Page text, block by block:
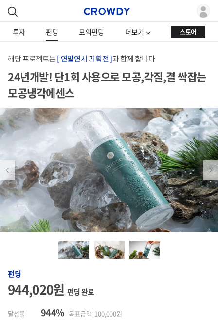
투자 펀딩 모의펀딩 더보기 스토어
해당 프로젝트는[ 연말연시 기획전 ]과 함께 합니다
24년개발! 단1회 사용으로 모공,각질,결 싹잡는
모공냉각에센스
Previous Next
펀딩
944,020원 펀딩 완료
달성률 944% 목표금액 100,000원